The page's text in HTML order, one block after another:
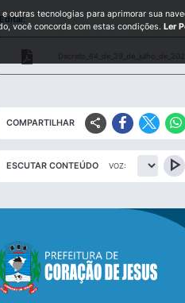
COMPARTILHAR share
ESCUTAR CONTEÚDO VOZ: play_arrow
outras tecnologias para aprimorar sua
você concorda com estas condições. Ler